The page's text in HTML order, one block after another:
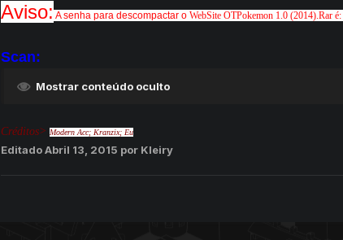
Aviso: A senha para descompactar o WebSite OTPokemon 1.0 (2014).Rar é:
Scan:
Mostrar conteúdo oculto
Créditos> Modern Acc; Kranzix; Eu
EditadoAbril 13, 2015 por Kleiry